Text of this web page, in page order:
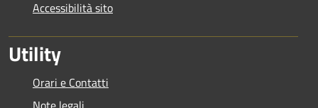
Accessibilità sito
Utility
Orari e Contatti